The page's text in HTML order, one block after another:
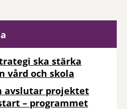
ska stärka
vård och skola
avslutar projektet
– programmet